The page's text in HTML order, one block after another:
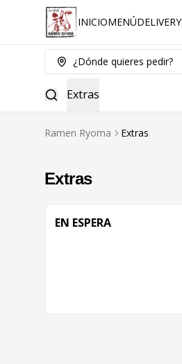
INICIOMENÚDELIVERY
¿Dónde quieres pedir?
Extras
Ramen Ryoma Extras
Extras
EN ESPERA